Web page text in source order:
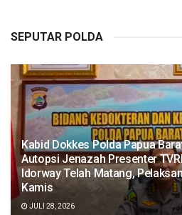
SEPUTAR POLDA
Kabid Dokkes Polda Papua
Autopsi Jenazah Presenter
Idorway Telah Matang,
Kamis
JULI 28, 2026